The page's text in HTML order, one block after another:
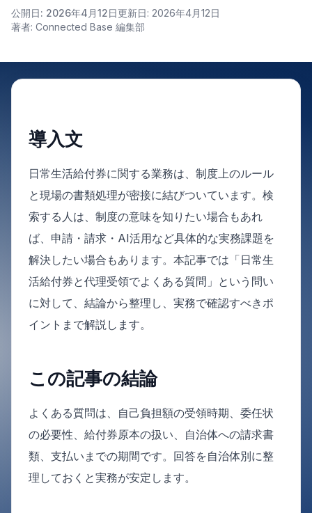
公開日: 2026年4月12日更新日: 2026年4月12日
著者: Connected Base 編集部
導入文
日常生活給付券に関する業務は、制度上のルール
と現場の書類処理が密接に結びついています。検
索する人は、制度の意味を知りたい場合もあれ
ば、申請・請求・AI活用など具体的な実務課題を
解決したい場合もあります。本記事では「日常生
活給付券と代理受領でよくある質問」という問い
に対して、結論から整理し、実務で確認すべきポ
イントまで解説します。
この記事の結論
よくある質問は、自己負担額の受領時期、委任状
の必要性、給付券原本の扱い、自治体への請求書
類、支払いまでの期間です。回答を自治体別に整
理しておくと実務が安定します。